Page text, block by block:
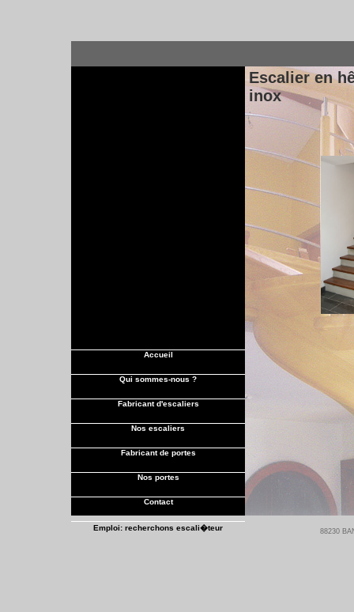
88230
Accueil
Qui sommes-nous ?
Fabricant d'escaliers
Nos escaliers
Fabricant de portes
Nos portes
Contact
Emploi: recherchons escali�teur
Escalier en
inox